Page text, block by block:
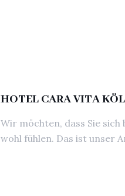
HOTEL CARA VITA
Wir möchten, dass Sie sich
wohl fühlen. Das ist unser